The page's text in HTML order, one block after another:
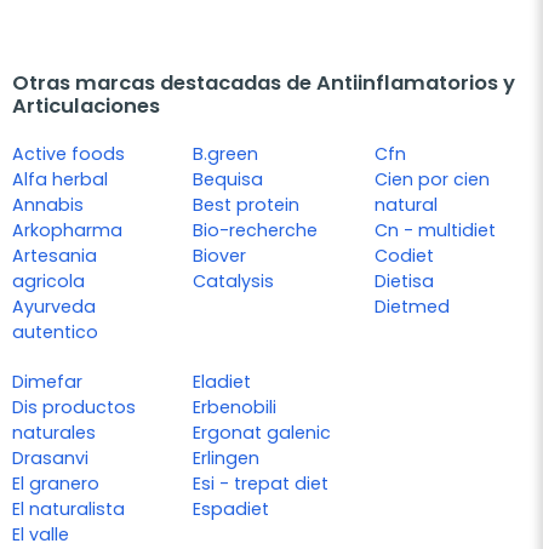
Otras marcas destacadas de Antiinflamatorios y
Articulaciones
Active foods
Alfa herbal
Annabis
Arkopharma
Artesania
agricola
Ayurveda
autentico
B.green
Bequisa
Best protein
Bio-recherche
Biover
Catalysis
Cfn
Cien por cien
natural
Cn - multidiet
Codiet
Dietisa
Dietmed
Dimefar
Dis productos
naturales
Drasanvi
El granero
El naturalista
El valle
Eladiet
Erbenobili
Ergonat galenic
Erlingen
Esi - trepat diet
Espadiet